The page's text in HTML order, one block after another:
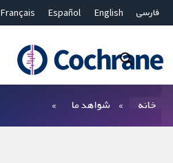
فارسی English
Español
Français
Bahasa Malaysia
ไทย
繁體中文
خانه شواهد ما